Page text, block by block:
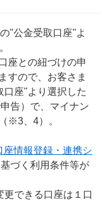
の"公金受取口座"よ
座との紐づけの申
すので、お客さま
口座"より選択した
告）で、マイナン
※3、4）。
座情報登録・連携シ
づく利用条件等が
できる口座は１口